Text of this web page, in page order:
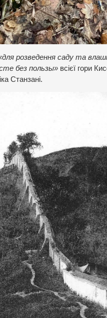
розведення саду та
без пользы» всієї гори
Станзані.